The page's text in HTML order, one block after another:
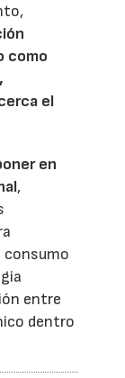
como
el
en
,
consumo
entre
dentro